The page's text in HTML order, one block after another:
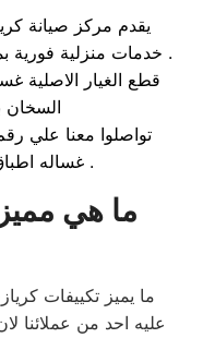
يقدم مركز صيانة
خدمات منزلية فورية بمصر و مصر و جميع المحافظات .
قطع الغيار الاصلية
السخان
تواصلوا معنا علي
غساله اطباق بمصر و المحافظات .
ما هي
ما يميز تكييفات
عليه احد من عملائنا